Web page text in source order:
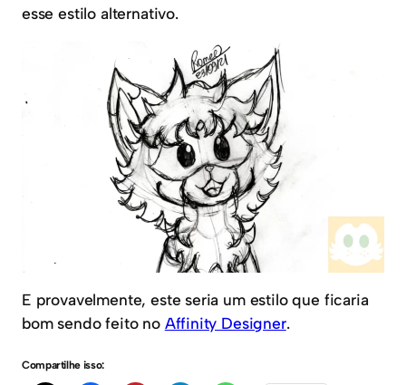
esse estilo alternativo.
E provavelmente, este seria um estilo que ficaria
bom sendo feito no Affinity Designer.
Compartilhe isso: